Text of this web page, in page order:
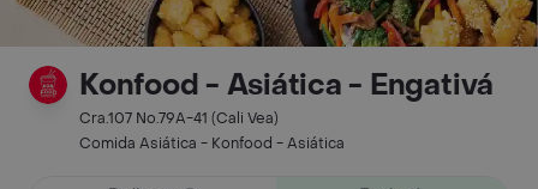
Konfood - Asiática - Engativá
Cra.107 No.79A-41 (Cali Vea)
Comida Asiática - Konfood - Asiática